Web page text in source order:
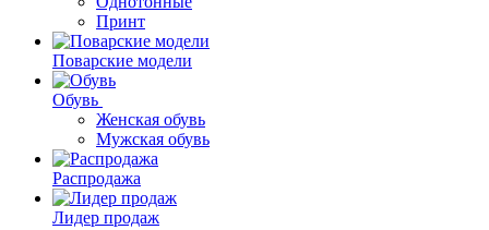
Принт
Поварские модели
Обувь
Женская обувь
Мужская обувь
Распродажа
Лидер продаж